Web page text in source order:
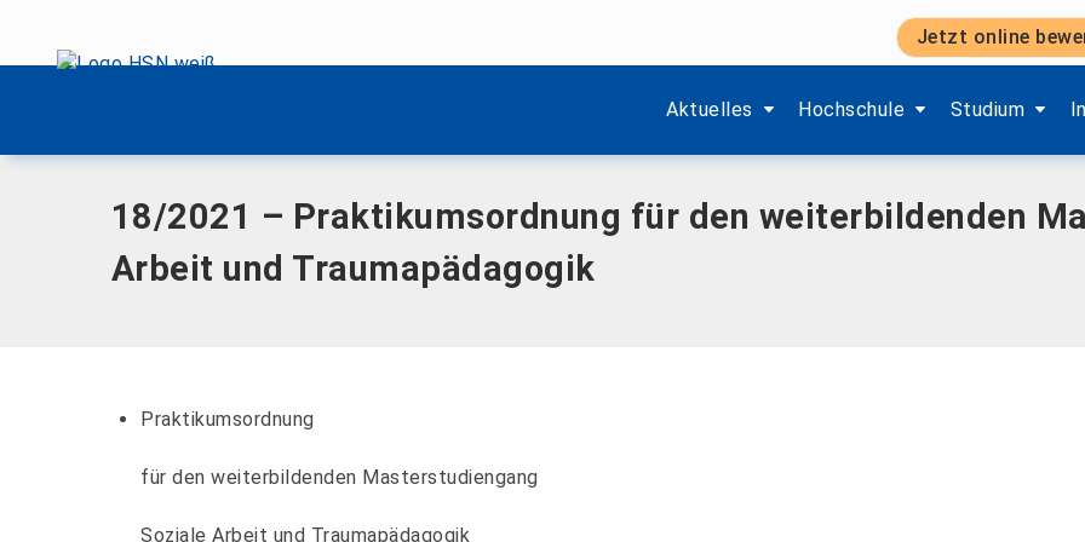
Jetzt online
Aktuelles
Zeige Menü-Unterpunkte von 'Aktuelles'.
Hochschule
Zeige Menü-Unterpunkte von
Studium
Zeige Menü-
Home|Dokumente|18/2021 – Praktikumsordnung für den weiterbildenden Masterstudiengang Soziale Arbeit und
18/2021 – Praktikumsordnung für den weiterbildenden
Arbeit und Traumapädagogik
Praktikumsordnung
für den weiterbildenden Masterstudiengang
Soziale Arbeit und Traumapädagogik